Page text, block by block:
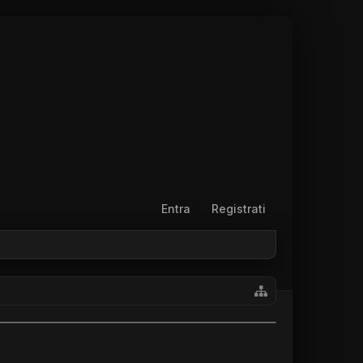
Entra Registrati